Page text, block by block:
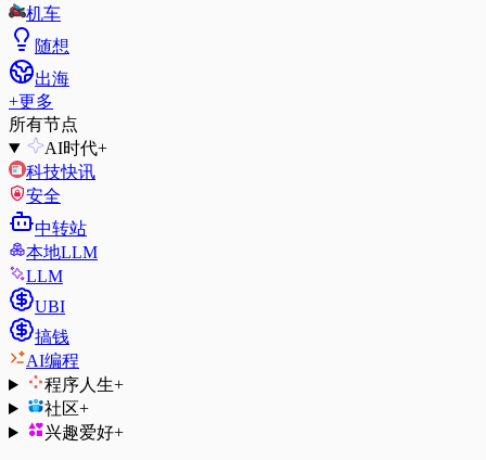
机车
随想
出海
+更多
所有节点
AI时代+
科技快讯
安全
中转站
本地LLM
LLM
UBI
搞钱
AI编程
程序人生+
社区+
兴趣爱好+